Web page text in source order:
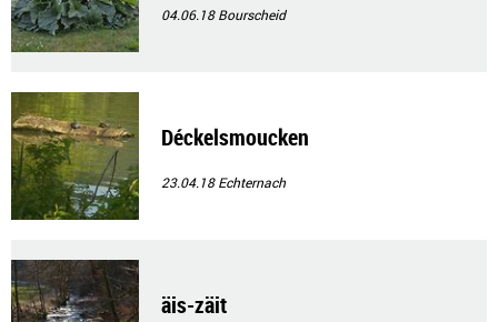
04.06.18Bourscheid
Déckelsmoucken
23.04.18Echternach
äis-zäit